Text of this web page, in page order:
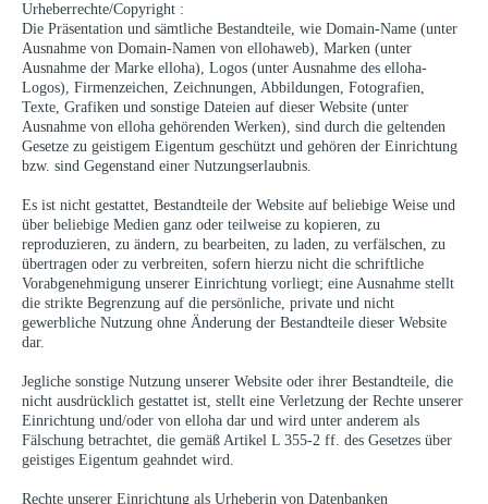
Urheberrechte/Copyright :
Die Präsentation und sämtliche Bestandteile, wie Domain-Name (unter
Ausnahme von Domain-Namen von ellohaweb), Marken (unter
Ausnahme der Marke elloha), Logos (unter Ausnahme des elloha-
Logos), Firmenzeichen, Zeichnungen, Abbildungen, Fotografien,
Texte, Grafiken und sonstige Dateien auf dieser Website (unter
Ausnahme von elloha gehörenden Werken), sind durch die geltenden
Gesetze zu geistigem Eigentum geschützt und gehören der Einrichtung
bzw. sind Gegenstand einer Nutzungserlaubnis.
Es ist nicht gestattet, Bestandteile der Website auf beliebige Weise und
über beliebige Medien ganz oder teilweise zu kopieren, zu
reproduzieren, zu ändern, zu bearbeiten, zu laden, zu verfälschen, zu
übertragen oder zu verbreiten, sofern hierzu nicht die schriftliche
Vorabgenehmigung unserer Einrichtung vorliegt; eine Ausnahme stellt
die strikte Begrenzung auf die persönliche, private und nicht
gewerbliche Nutzung ohne Änderung der Bestandteile dieser Website
dar.
Jegliche sonstige Nutzung unserer Website oder ihrer Bestandteile, die
nicht ausdrücklich gestattet ist, stellt eine Verletzung der Rechte unserer
Einrichtung und/oder von elloha dar und wird unter anderem als
Fälschung betrachtet, die gemäß Artikel L 355-2 ff. des Gesetzes über
geistiges Eigentum geahndet wird.
Rechte unserer Einrichtung als Urheberin von Datenbanken